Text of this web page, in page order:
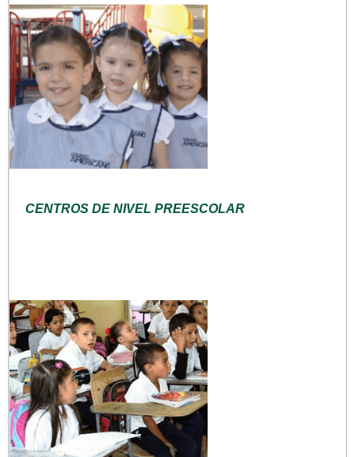
CENTROS DE NIVEL PREESCOLAR